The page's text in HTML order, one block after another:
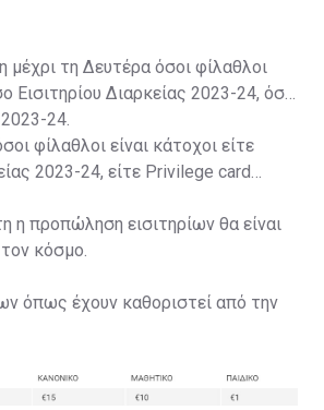
μέχρι τη Δευτέρα όσοι φίλαθλοι
Εισιτηρίου Διαρκείας 2023-24, όσο
24.
φίλαθλοι είναι κάτοχοι είτε
2023-24, είτε Privilege card
η προπώληση εισιτηρίων θα είναι
κόσμο.
όπως έχουν καθοριστεί από την